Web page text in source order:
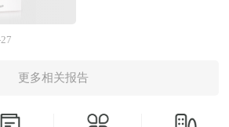
和提供的大量资料，对中国国家
运行和成果进行分析、产业链
重点分析了中国工程设计行业发
为全球AR产业创新策源地，正
向微型化、智能化与场景泛在
路线解构、产业链价值迁移规律
融资、战略规划等经营活动的蓝
的行动纲领和执行方案。 商
方位描述企业发展的文件，是企
要条件之一。一份好的商业计划
底层逻辑与发展脉络，系统梳理
策者提供兼具战略高度与实践
力模型为分析主线，突破传统行
更多相关报告